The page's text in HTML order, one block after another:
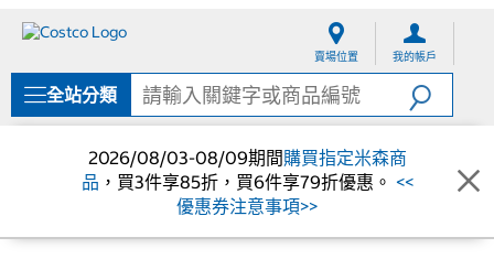
單
賣場位置 我的帳戶
全站分類
2026/08/03-08/09期間購買指定米森商
品 ，買3件享85折，買6件享79折優惠。 <<
優惠券注意事項>>